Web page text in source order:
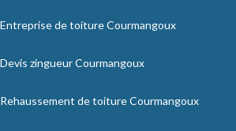
Entreprise de toiture Courmangoux
Devis zingueur Courmangoux
Rehaussement de toiture Courmangoux